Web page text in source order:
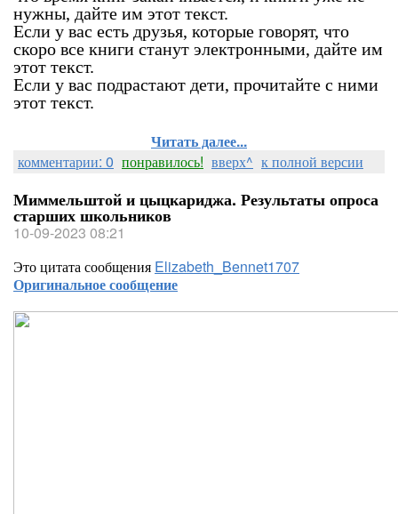
нужны, дайте им этот текст.
Если у вас есть друзья, которые говорят, что
скоро все книги станут электронными, дайте им
этот текст.
Если у вас подрастают дети, прочитайте с ними
этот текст.
Читать далее...
комментарии: 0 понравилось! вверх^ к полной версии
Миммельштой и цыцкариджа. Результаты опроса
старших школьников
10-09-2023 08:21
Это цитата сообщения Elizabeth_Bennet1707
Оригинальное сообщение